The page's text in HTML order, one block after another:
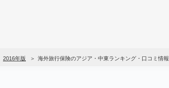
2016年版 海外旅行保険のアジア・中東ランキング・口コミ情報